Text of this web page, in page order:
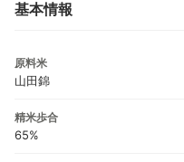
基本情報
原料米
山田錦
精米歩合
65%